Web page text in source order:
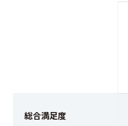
総合満足度